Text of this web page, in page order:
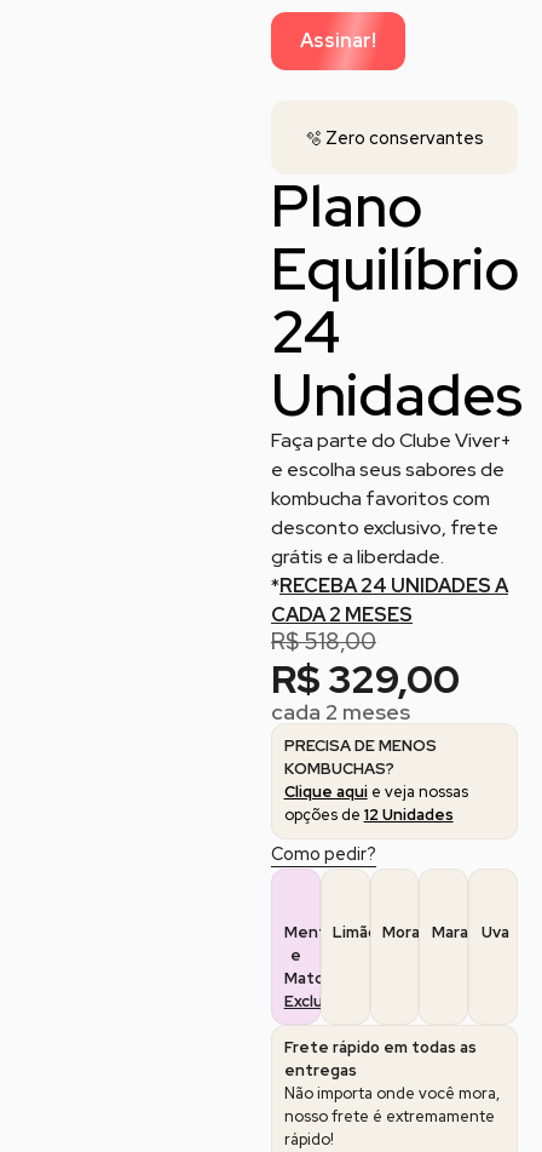
Assinar!
🫧 Zero conservantes
Plano
Equilíbrio
24
Unidades
Faça parte do Clube Viver+
e escolha seus sabores de
kombucha favoritos com
desconto exclusivo, frete
grátis e a liberdade.
*RECEBA 24 UNIDADES A
CADA 2 MESES
R$518,00
R$329,00
cada 2 meses
PRECISA DE MENOS
KOMBUCHAS?
Clique aquie veja nossas
opções de 12 Unidades
Como pedir?
Menta
e
Matchá
Exclusivo
Limão MorangoMaracujá
Uva
Frete rápido em todas as
entregas
Não importa onde você mora,
nosso frete é extremamente
rápido!